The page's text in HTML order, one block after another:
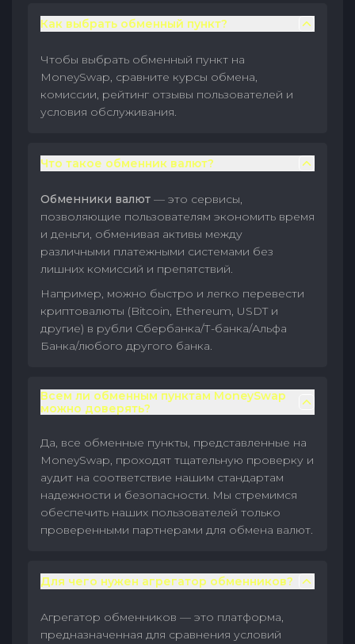
Как выбрать обменный пункт?
Чтобы выбрать обменный пункт на
MoneySwap, сравните курсы обмена,
комиссии, рейтинг отзывы пользователей и
условия обслуживания.
Что такое обменник валют?
Обменники валют — это сервисы,
позволяющие пользователям экономить время
и деньги, обменивая активы между
различными платежными системами без
лишних комиссий и препятствий.
Например, можно быстро и легко перевести
криптовалюты (Bitcoin, Ethereum, USDT и
другие) в рубли Сбербанка/Т-банка/Альфа
Банка/любого другого банка.
Всем ли обменным пунктам MoneySwap
можно доверять?
Да, все обменные пункты, представленные на
MoneySwap, проходят тщательную проверку и
аудит на соответствие нашим стандартам
надежности и безопасности. Мы стремимся
обеспечить наших пользователей только
проверенными партнерами для обмена валют.
Для чего нужен агрегатор обменников?
Агрегатор обменников — это платформа,
предназначенная для сравнения условий